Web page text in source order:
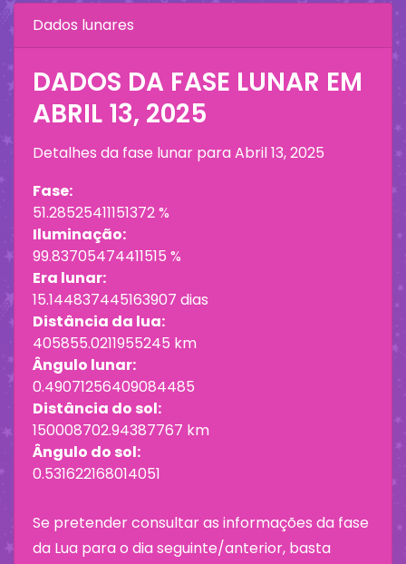
Dados lunares
DADOS DA FASE LUNAR EM
ABRIL 13, 2025
Detalhes da fase lunar paraAbril 13, 2025
Fase:
51.28525411151372 %
Iluminação:
99.83705474411515 %
Era lunar:
15.144837445163907 dias
Distância da lua:
405855.0211955245 km
Ângulo lunar:
0.49071256409084485
Distância do sol:
150008702.94387767 km
Ângulo do sol:
0.531622168014051
Se pretender consultar as informações da fase
da Lua para o dia seguinte/anterior, basta